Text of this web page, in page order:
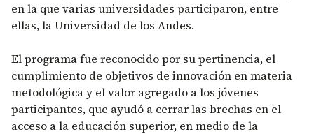
en la que varias universidades participaron, entre
ellas, la Universidad de los Andes.
El programa fue reconocido por su pertinencia, el
cumplimiento de objetivos de innovación en materia
metodológica y el valor agregado a los jóvenes
participantes, que ayudó a cerrar las brechas en el
acceso a la educación superior, en medio de la